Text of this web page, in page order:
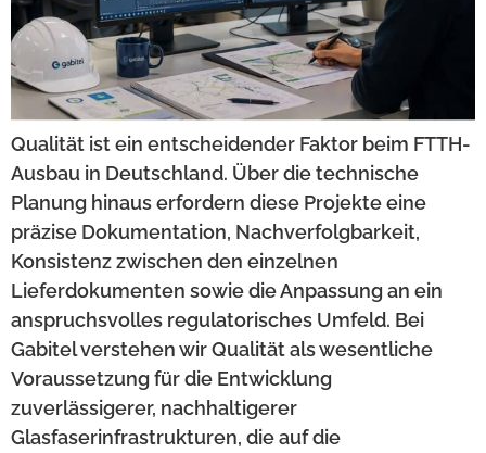
Qualität ist ein entscheidender Faktor beim FTTH-
Ausbau in Deutschland. Über die technische
Planung hinaus erfordern diese Projekte eine
präzise Dokumentation, Nachverfolgbarkeit,
Konsistenz zwischen den einzelnen
Lieferdokumenten sowie die Anpassung an ein
anspruchsvolles regulatorisches Umfeld. Bei
Gabitel verstehen wir Qualität als wesentliche
Voraussetzung für die Entwicklung
zuverlässigerer, nachhaltigerer
Glasfaserinfrastrukturen, die auf die